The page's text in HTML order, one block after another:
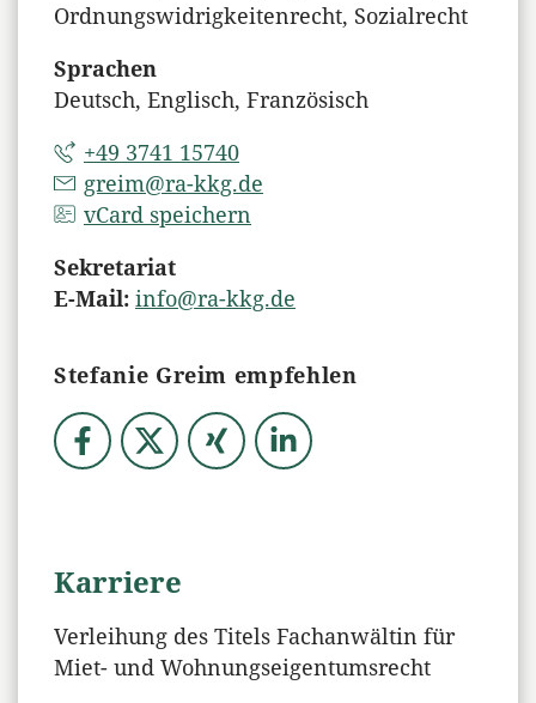
Karriere
Verleihung des Titels Fachanwältin für
Miet- und Wohnungseigentumsrecht
Ordnungswidrigkeitenrecht, Sozialrecht
Sprachen
Deutsch, Englisch, Französisch
+49 3741 15740
greim@ra-kkg.de
vCard speichern
Sekretariat
E-Mail: info@ra-kkg.de
Stefanie Greim empfehlen